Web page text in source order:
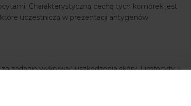
Charakterystyczną cechą tych komórek jest
uczestniczą w prezentacji antygenów.
zadanie wykrywać uszkodzenia skóry. Limfocyty T
tkanek.